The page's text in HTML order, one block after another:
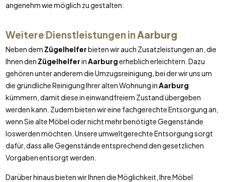
angenehm wie möglich zu gestalten.
Weitere Dienstleistungen inAarburg
Neben dem Zügelhelferbieten wir auch Zusatzleistungen an, die
Ihnen den ZügelhelferinAarburgerheblich erleichtern. Dazu
gehören unter anderem die Umzugsreinigung, bei der wir uns um
die gründliche Reinigung Ihrer alten Wohnung inAarburg
kümmern, damit diese in einwandfreiem Zustand übergeben
werden kann. Zudem bieten wir eine fachgerechte Entsorgung an,
wenn Sie alte Möbel oder nicht mehr benötigte Gegenstände
loswerden möchten. Unsere umweltgerechte Entsorgung sorgt
dafür, dass alle Gegenstände entsprechend den gesetzlichen
Vorgaben entsorgt werden.
Darüber hinaus bieten wir Ihnen die Möglichkeit, Ihre Möbel